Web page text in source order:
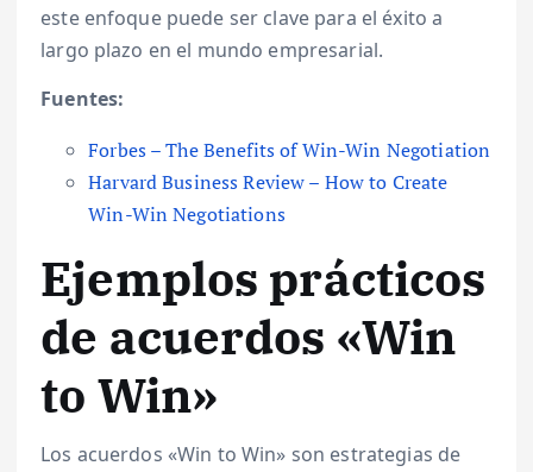
este enfoque puede ser clave para el éxito a
largo plazo en el mundo empresarial.
Fuentes:
Forbes – The Benefits of Win-Win Negotiation
Harvard Business Review – How to Create
Win-Win Negotiations
Ejemplos prácticos
de acuerdos «Win
to Win»
Los acuerdos «Win to Win» son estrategias de